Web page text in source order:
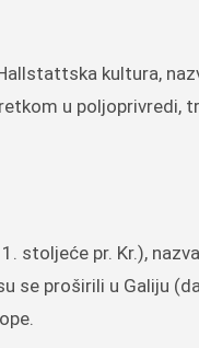
kultura,
u poljoprivredi,
stoljeće pr. Kr.),
se proširili u Galiju